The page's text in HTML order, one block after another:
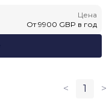
Цена
От 9900 GBP в год
< 1 >